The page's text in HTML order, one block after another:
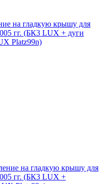
на гладкую крышу для
гг. (БК3 LUX + дуги
Platz99n)